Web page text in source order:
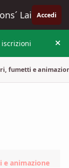
Lair Accedi
fumetti e
e animazione